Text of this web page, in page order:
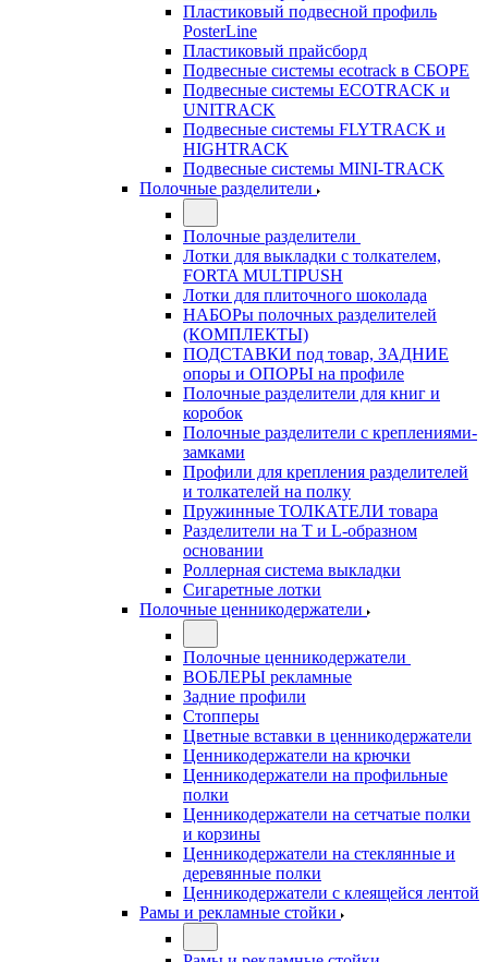
Пластиковый подвесной профиль
PosterLine
Пластиковый прайсборд
Подвесные системы ecotrack в СБОРЕ
Подвесные системы ECOTRACK и
UNITRACK
Подвесные системы FLYTRACK и
HIGHTRACK
Подвесные системы MINI-TRACK
Полочные разделители
Полочные разделители
Лотки для выкладки с толкателем,
FORTA MULTIPUSH
Лотки для плиточного шоколада
НАБОРы полочных разделителей
(КОМПЛЕКТЫ)
ПОДСТАВКИ под товар, ЗАДНИЕ
опоры и ОПОРЫ на профиле
Полочные разделители для книг и
коробок
Полочные разделители с креплениями-
замками
Профили для крепления разделителей
и толкателей на полку
Пружинные ТОЛКАТЕЛИ товара
Разделители на Т и L-образном
основании
Роллерная система выкладки
Сигаретные лотки
Полочные ценникодержатели
Полочные ценникодержатели
ВОБЛЕРЫ рекламные
Задние профили
Стопперы
Цветные вставки в ценникодержатели
Ценникодержатели на крючки
Ценникодержатели на профильные
полки
Ценникодержатели на сетчатые полки
и корзины
Ценникодержатели на стеклянные и
деревянные полки
Ценникодержатели с клеящейся лентой
Рамы и рекламные стойки